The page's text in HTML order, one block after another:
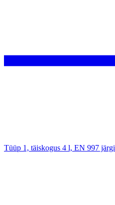
Tüüp 1, täiskogus 4 l, EN 997 järgi